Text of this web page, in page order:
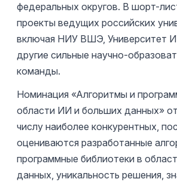
федеральных округов. В шорт-
проекты ведущих российских
включая НИУ ВШЭ, Университет
другие сильные научно-
команды.
Номинация «Алгоритмы и
области ИИ и больших данных»
числу наиболее конкурентных,
оцениваются разработанные
программные библиотеки в
данных, уникальность решения,